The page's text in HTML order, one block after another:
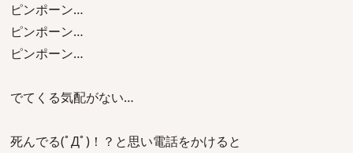
ピンポーン…
ピンポーン…
ピンポーン…
でてくる気配がない…
死んでる(ﾟДﾟ)！？と思い電話をかけると